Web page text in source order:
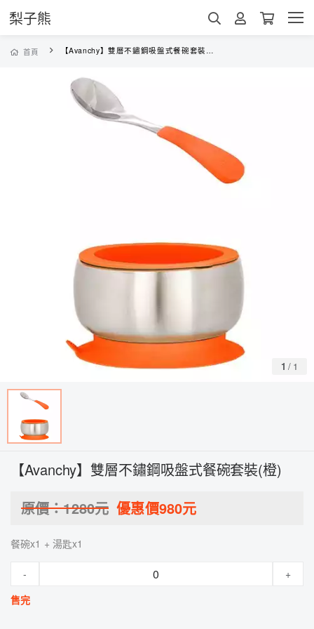
梨子熊
首頁 【Avanchy】雙層不鏽鋼吸盤式餐碗套裝(橙)
1 / 1
【Avanchy】雙層不鏽鋼吸盤式餐碗套裝(橙)
原價：1280元 優惠價980元
餐碗x1 + 湯匙x1
-
+
售完